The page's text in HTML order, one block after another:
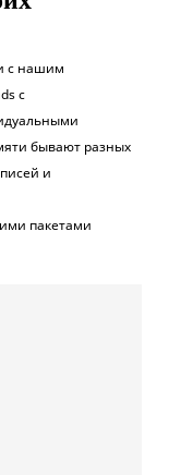
с нашим
с
бывают разных
и
пакетами